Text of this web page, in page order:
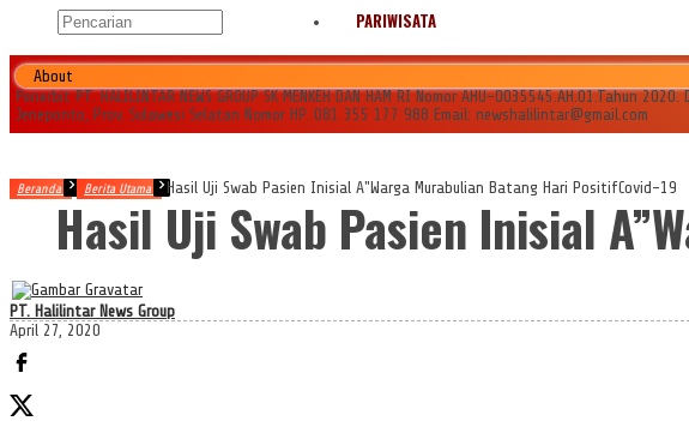
PARIWISATA
About
Penerbit PT. HALILINTAR NEWS GROUP SK MENKEH DAN HAM RI Nomor AHU-
Jeneponto, Prov. Sulawesi Selatan Nomor HP. 081 355 177 988 Email: newshalilintar@gmail.com
Beranda Berita Utama Hasil Uji Swab Pasien Inisial A"Warga Murabulian Batang Hari PositifCovid-19
Hasil Uji Swab Pasien Inisial
PT. Halilintar News Group
April 27, 2020